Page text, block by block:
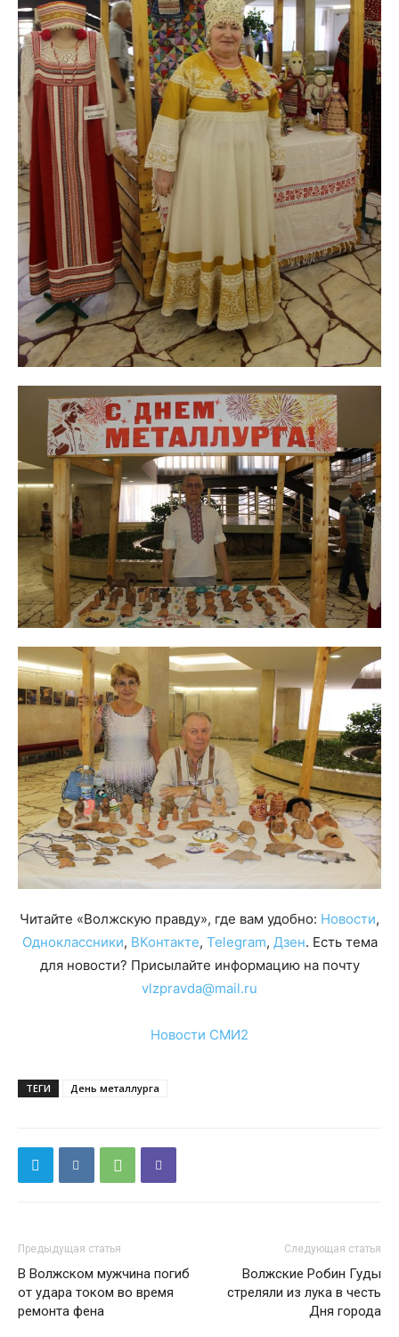
Читайте «Волжскую правду», где вам удобно: Новости,
Одноклассники, ВКонтакте, Telegram, Дзен. Есть тема
для новости? Присылайте информацию на почту
vlzpravda@mail.ru
Новости СМИ2
ТЕГИ День металлурга
Предыдущая статья
В Волжском мужчина погиб
от удара током во время
ремонта фена
Следующая статья
Волжские Робин Гуды
стреляли из лука в честь
Дня города